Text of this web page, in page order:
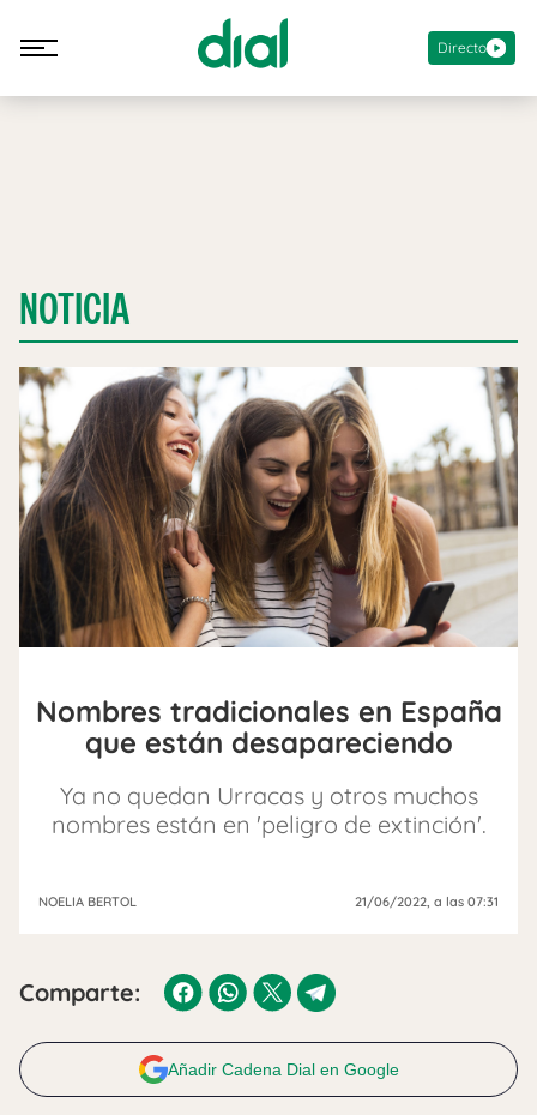
Directo
NOTICIA
Nombres tradicionales en España
que están desapareciendo
Ya no quedan Urracas y otros muchos
nombres están en 'peligro de extinción'.
NOELIA BERTOL 21/06/2022, a las 07:31
Comparte:
Añadir Cadena Dial en Google